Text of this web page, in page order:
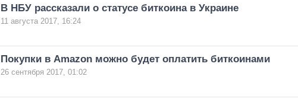
В НБУ рассказали о статусе биткоина в Украине
11 августа 2017, 16:24
Покупки в Amazon можно будет оплатить биткоинами
26 сентября 2017, 01:02